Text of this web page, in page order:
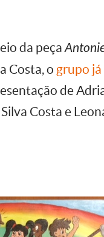
da peça
Costa, o grupo
de
Costa e